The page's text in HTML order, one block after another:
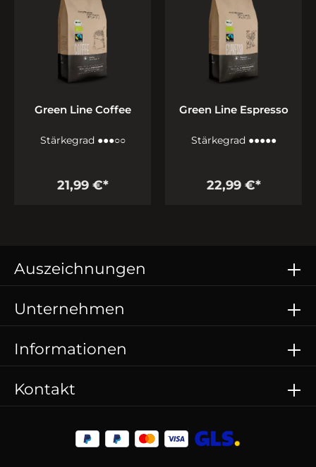
Green Line Coffee
Stärkegrad ●●●○○
21,99 €*
Green Line Espresso
Stärkegrad ●●●●●
22,99 €*
Auszeichnungen
Kontakt
Unternehmen
Informationen